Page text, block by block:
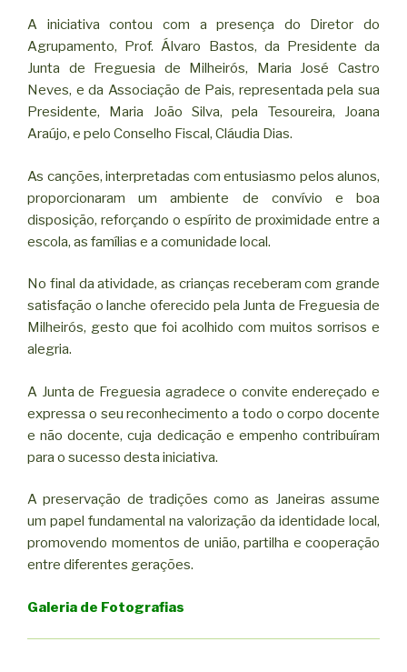
A iniciativa contou com a presença do Diretor do
Agrupamento, Prof. Álvaro Bastos, da Presidente da
Junta de Freguesia de Milheirós, Maria José Castro
Neves, e da Associação de Pais, representada pela sua
Presidente, Maria João Silva, pela Tesoureira, Joana
Araújo, e pelo Conselho Fiscal, Cláudia Dias.
As canções, interpretadas com entusiasmo pelos alunos,
proporcionaram um ambiente de convívio e boa
disposição, reforçando o espírito de proximidade entre a
escola, as famílias e a comunidade local.
No final da atividade, as crianças receberam com grande
satisfação o lanche oferecido pela Junta de Freguesia de
Milheirós, gesto que foi acolhido com muitos sorrisos e
alegria.
A Junta de Freguesia agradece o convite endereçado e
expressa o seu reconhecimento a todo o corpo docente
e não docente, cuja dedicação e empenho contribuíram
para o sucesso desta iniciativa.
A preservação de tradições como as Janeiras assume
um papel fundamental na valorização da identidade local,
promovendo momentos de união, partilha e cooperação
entre diferentes gerações.
Galeria de Fotografias